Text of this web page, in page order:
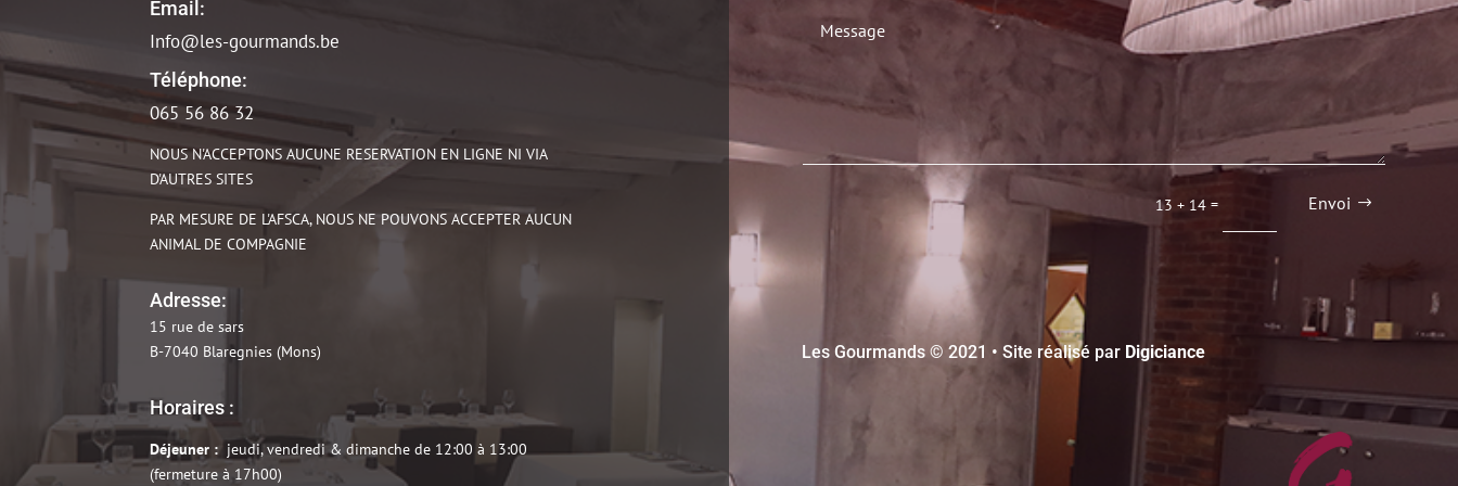
Email:
Info@les-gourmands.be
Téléphone:
065 56 86 32
NOUS N'ACCEPTONS AUCUNE RESERVATION EN LIGNE NI VIA
D'AUTRES SITES
PAR MESURE DE L'AFSCA, NOUS NE POUVONS ACCEPTER AUCUN
ANIMAL DE COMPAGNIE
Adresse:
15 rue de sars
B-7040 Blaregnies (Mons)
Horaires :
Déjeuner : jeudi, vendredi & dimanche de 12:00 à 13:00
(fermeture à 17h00)
13 + 14= Envoi
Les Gourmands © 2021 • Site réalisé par Digiciance